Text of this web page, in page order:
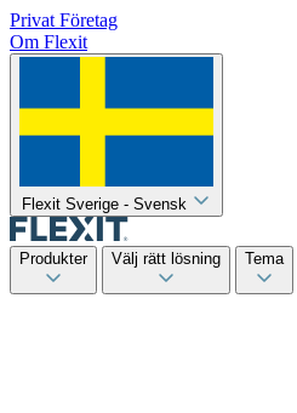
Privat Företag
Om Flexit
Flexit Sverige - Svensk
Produkter Välj rätt lösning Tema